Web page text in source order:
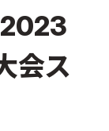
介2023
会ス